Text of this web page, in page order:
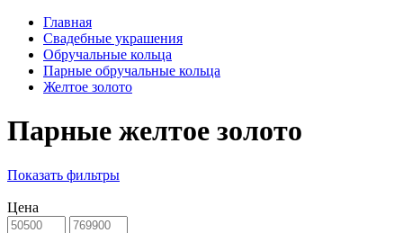
Главная
Свадебные украшения
Обручальные кольца
Парные обручальные кольца
Желтое золото
Парные желтое золото
Показать фильтры
Цена